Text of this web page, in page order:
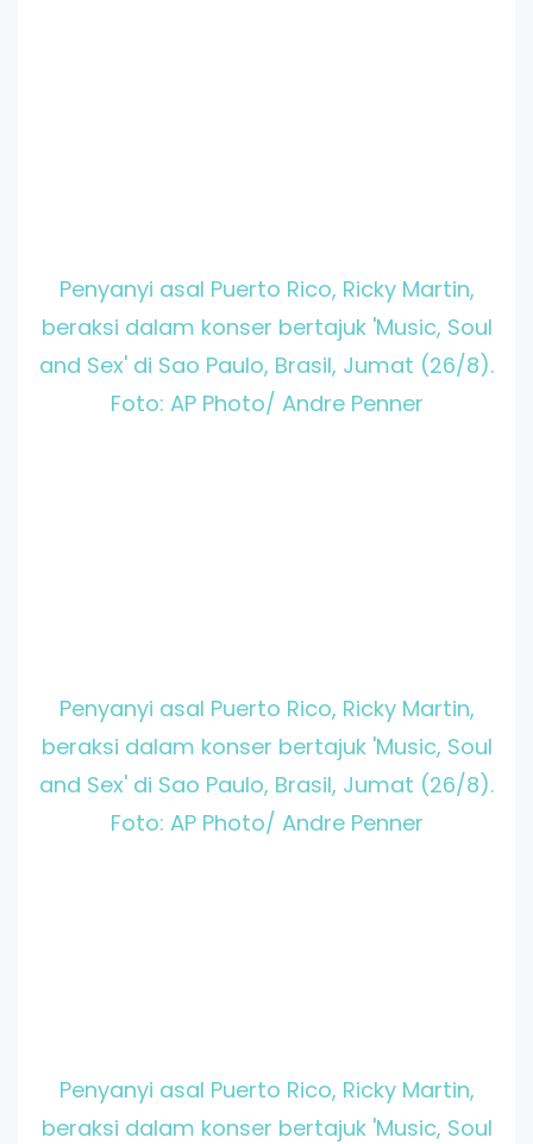
Penyanyi asal Puerto Rico, Ricky Martin,
beraksi dalam konser bertajuk 'Music, Soul
and Sex' di Sao Paulo, Brasil, Jumat (26/8).
Foto: AP Photo/ Andre Penner
Penyanyi asal Puerto Rico, Ricky Martin,
beraksi dalam konser bertajuk 'Music, Soul
and Sex' di Sao Paulo, Brasil, Jumat (26/8).
Foto: AP Photo/ Andre Penner
Penyanyi asal Puerto Rico, Ricky Martin,
beraksi dalam konser bertajuk 'Music, Soul